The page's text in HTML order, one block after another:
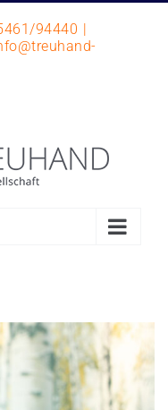
94440 |